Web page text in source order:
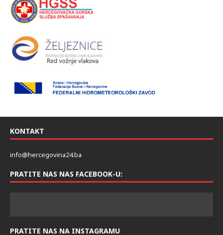
KONTAKT
info@hercegovina24.ba
PRATITE NAS NAS FACEBOOK-U:
PRATITE NAS NA INSTAGRAMU